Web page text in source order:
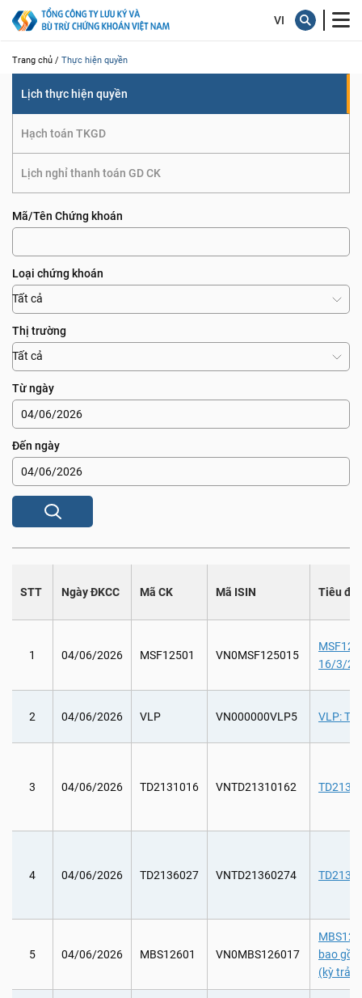
Trang chủ / Thực hiện quyền
Lịch thực hiện quyền
Hạch toán TKGD
Lịch nghỉ thanh toán GD CK
Mã/Tên Chứng khoán
Loại chứng khoán
Tất cả
Thị trường
Tất cả
Từ ngày
Đến ngày
STT Ngày ĐKCC Mã CK Mã ISIN Tiêu đề
1 04/06/2026 MSF12501 VN0MSF125015
16/3/
2 04/06/2026 VLP VN000000VLP5 VLP: Tổ
3 04/06/2026 TD2131016 VNTD21310162
4 04/06/2026 TD2136027 VNTD21360274
5 04/06/2026 MBS12601 VN0MBS126017
bao
(kỳ trả